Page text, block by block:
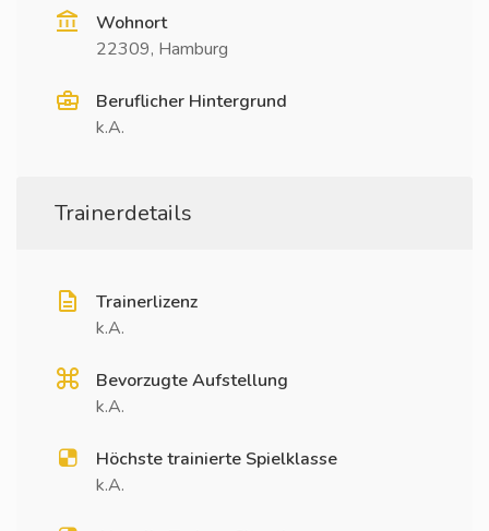
Wohnort
22309, Hamburg
Beruflicher Hintergrund
k.A.
Trainerdetails
Trainerlizenz
k.A.
Bevorzugte Aufstellung
k.A.
Höchste trainierte Spielklasse
k.A.